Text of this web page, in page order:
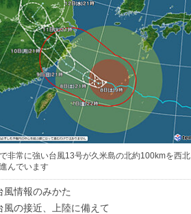
非常に強い台風13号が久米島の北約100kmを西北
んでいます
風情報のみかた
風の接近、上陸に備えて